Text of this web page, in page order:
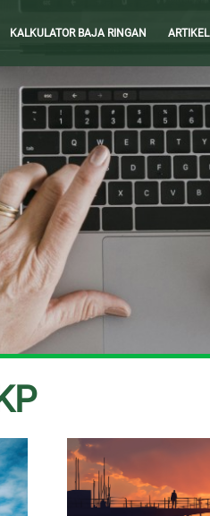
KALKULATOR BAJA RINGAN ARTIKEL